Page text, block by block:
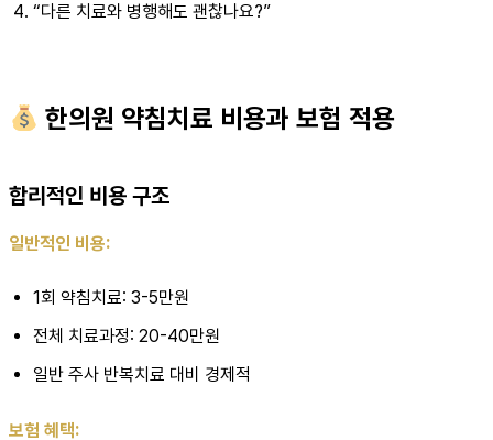
“다른 치료와 병행해도 괜찮나요?”
한의원 약침치료 비용과 보험 적용
합리적인 비용 구조
일반적인 비용:
1회 약침치료: 3-5만원
전체 치료과정: 20-40만원
일반 주사 반복치료 대비 경제적
보험 혜택: